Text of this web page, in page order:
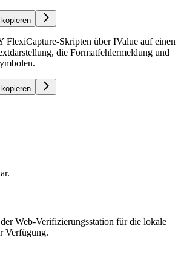
Skripten über IValue auf einen
die Formatfehlermeldung und
Web-Verifizierungsstation für die lokale
Verfügung.